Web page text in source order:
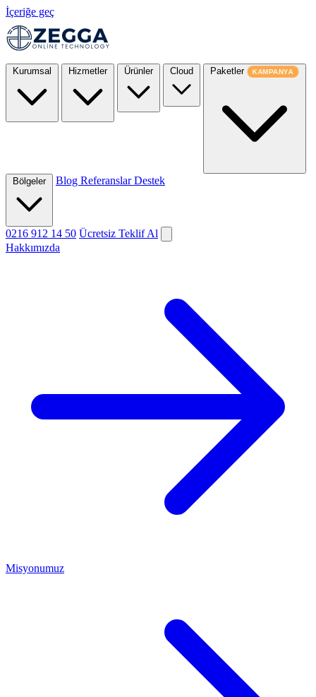
İçeriğe geç
Kurumsal Hizmetler Ürünler Cloud Paketler KAMPANYA
Bölgeler Blog ReferanslarDestek
0216 912 14 50 Ücretsiz Teklif Al
Hakkımızda
Misyonumuz